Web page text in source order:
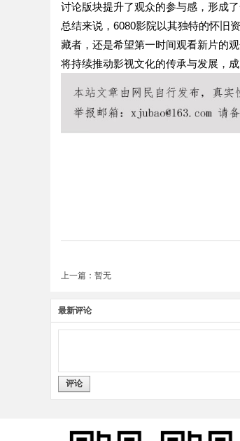
讨论版块提升了观众的参与感，形成
总结来说，6080影院以其独特的怀旧
藏者，还是希望第一时间观看新片的
将持续推动影视文化的传承与发展，
上一篇：暂无
最新评论
评论